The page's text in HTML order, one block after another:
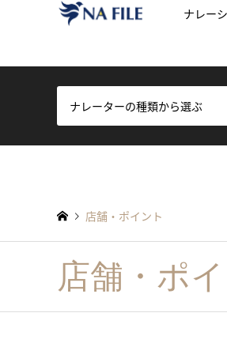
ナレー
ナレーターの種類から選ぶ
店舗・ポイント
店舗・ポ